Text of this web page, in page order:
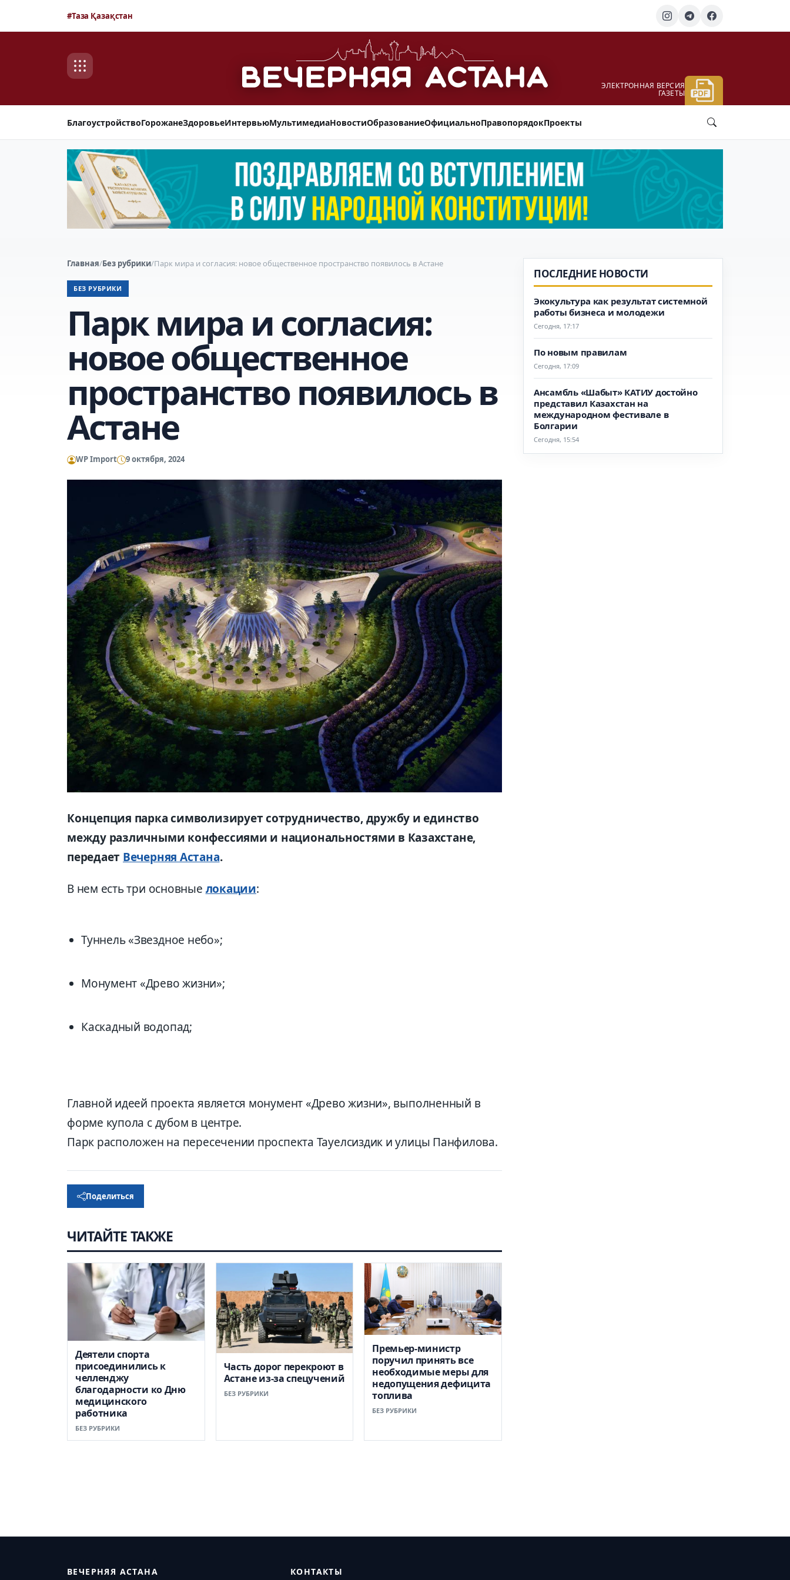
#Таза Қазақстан
ЭЛЕКТРОННАЯ ВЕРСИЯ
ГАЗЕТЫ
БлагоустройствоГорожанеЗдоровьеИнтервьюМультимедиаНовостиОбразованиеОфициальноПравопорядокПроекты
Главная/Без рубрики/Парк мира и согласия: новое общественное пространство появилось в Астане
БЕЗ РУБРИКИ
Парк мира и согласия:
новое общественное
пространство появилось в
Астане
WP Import 9 октября, 2024
Концепция парка символизирует сотрудничество, дружбу и единство
между различными конфессиями и национальностями в Казахстане,
передает Вечерняя Астана.
В нем есть три основные локации:
Туннель «Звездное небо»;
Монумент «Древо жизни»;
Каскадный водопад;
Главной идеей проекта является монумент «Древо жизни», выполненный в
форме купола с дубом в центре.
Парк расположен на пересечении проспекта Тауелсиздик и улицы Панфилова.
Поделиться
ЧИТАЙТЕ ТАКЖЕ
Деятели спорта
присоединились к
челленджу
благодарности ко Дню
медицинского
работника
БЕЗ РУБРИКИ
Часть дорог перекроют в
Астане из-за спецучений
БЕЗ РУБРИКИ
Премьер-министр
поручил принять все
необходимые меры для
недопущения дефицита
топлива
БЕЗ РУБРИКИ
ПОСЛЕДНИЕ НОВОСТИ
Экокультура как результат системной
работы бизнеса и молодежи
Сегодня, 17:17
По новым правилам
Сегодня, 17:09
Ансамбль «Шабыт» КАТИУ достойно
представил Казахстан на
международном фестивале в
Болгарии
Сегодня, 15:54
ВЕЧЕРНЯЯ АСТАНА КОНТАКТЫ